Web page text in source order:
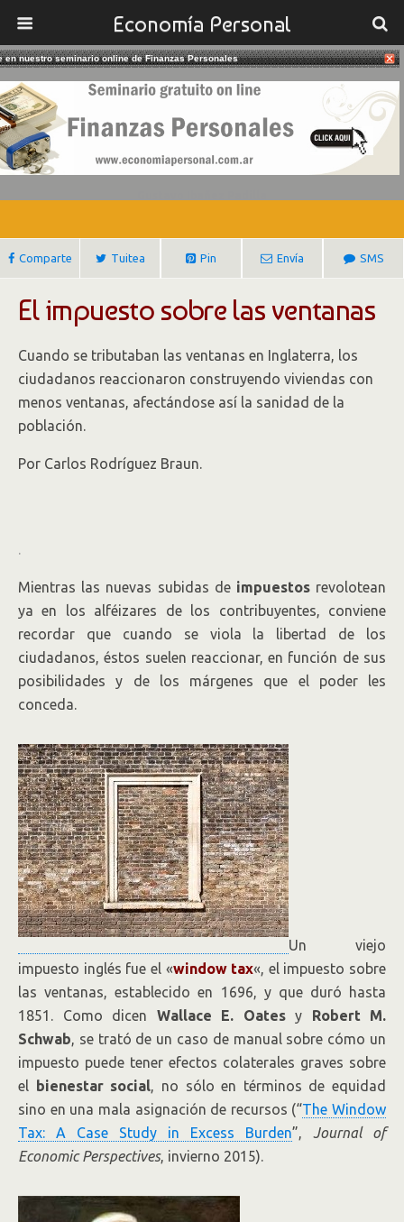
Economía Personal
05/05/2017
El Absurdo Impuesto Sobre Las
Ventanas
Comparte Tuitea Pin Envía SMS
El impuesto sobre las ventanas
Cuando se tributaban las ventanas en Inglaterra, los
ciudadanos reaccionaron construyendo viviendas con
menos ventanas, afectándose así la sanidad de la
población.
Por Carlos Rodríguez Braun.
.
Mientras las nuevas subidas deimpuestosrevolotean
ya en los alféizares de los contribuyentes, conviene
recordar que cuando se viola la libertad de los
ciudadanos, éstos suelen reaccionar, en función de sus
posibilidades y de los márgenes que el poder les
conceda.
Un viejo
impuesto inglés fue el «window tax«, el impuesto sobre
las ventanas, establecido en 1696, y que duró hasta
1851. Como dicen Wallace E. Oatesy Robert M.
Schwab, se trató de un caso de manual sobre cómo un
impuesto puede tener efectos colaterales graves sobre
el bienestar social, no sólo en términos de equidad
sino en una mala asignación de recursos (“The Window
Tax: A Case Study in Excess Burden”, Journal of
Economic Perspectives, invierno 2015).
en nuestro seminario online de Finanzas Personales